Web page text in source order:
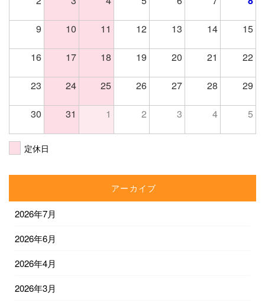
9 10 11 12 13 14 15
16 17 18 19 20 21 22
23 24 25 26 27 28 29
30 31 1 2 3 4 5
定休日
アーカイブ
2026年7月
2026年6月
2026年4月
2026年3月